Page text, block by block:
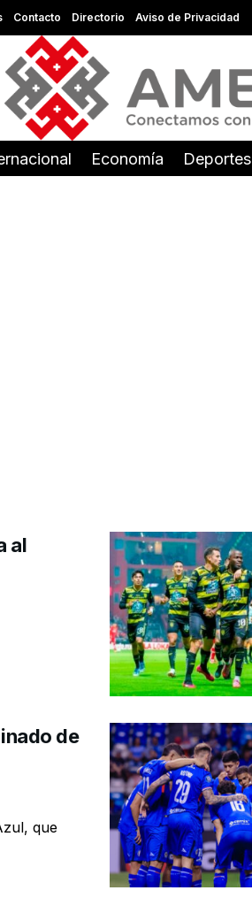
Contacto Directorio Aviso de Privacidad
Economía Deportes
al
de
que